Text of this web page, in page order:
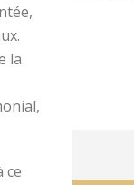
la
ce